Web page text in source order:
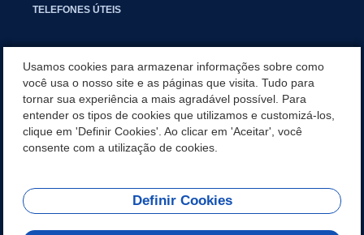
TELEFONES ÚTEIS
NOTÍCIAS
APLICATIVO
REDES SOCIAIS
Usamos cookies para armazenar informações sobre como
você usa o nosso site e as páginas que visita. Tudo para
tornar sua experiência a mais agradável possível. Para
entender os tipos de cookies que utilizamos e customizá-los,
clique em 'Definir Cookies'. Ao clicar em 'Aceitar', você
consente com a utilização de cookies.
Definir Cookies